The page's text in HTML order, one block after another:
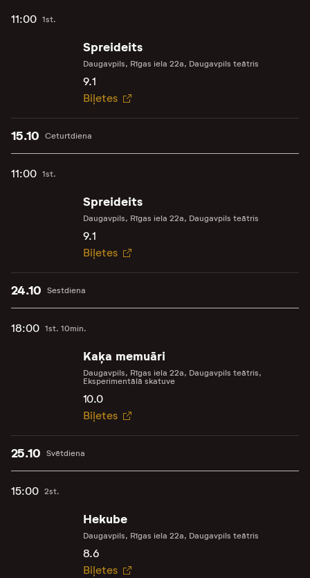
11:00 1st.
Spreideits
Daugavpils, Rīgas iela 22a, Daugavpils teātris
9.1
Biļetes
Ceturtdiena
15.10
11:00 1st.
Spreideits
Daugavpils, Rīgas iela 22a, Daugavpils teātris
9.1
Biļetes
Sestdiena
24.10
18:00 1st. 10min.
Kaķa memuāri
Daugavpils, Rīgas iela 22a, Daugavpils teātris,
Eksperimentālā skatuve
10.0
Biļetes
Svētdiena
25.10
15:00 2st.
Hekube
Daugavpils, Rīgas iela 22a, Daugavpils teātris
8.6
Biļetes